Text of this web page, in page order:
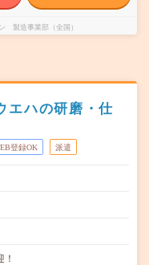
製造事業部（全国）
エハの研磨・仕
登録OK 派遣